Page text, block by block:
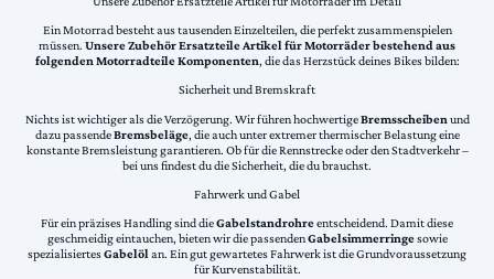
Ein Motorrad besteht aus tausenden Einzelteilen, die perfekt zusammenspielen
müssen. Unsere Zubehör Ersatzteile Artikel für Motorräder bestehend aus
folgenden Motorradteile Komponenten, die das Herzstück deines Bikes bilden:
Sicherheit und Bremskraft
Nichts ist wichtiger als die Verzögerung. Wir führen hochwertigeBremsscheiben und
dazu passendeBremsbeläge, die auch unter extremer thermischer Belastung eine
konstante Bremsleistung garantieren. Ob für die Rennstrecke oder den Stadtverkehr –
bei uns findest du die Sicherheit, die du brauchst.
Fahrwerk und Gabel
Für ein präzises Handling sind dieGabelstandrohreentscheidend. Damit diese
geschmeidig eintauchen, bieten wir die passendenGabelsimmerringesowie
spezialisiertesGabelölan. Ein gut gewartetes Fahrwerk ist die Grundvoraussetzung
für Kurvenstabilität.